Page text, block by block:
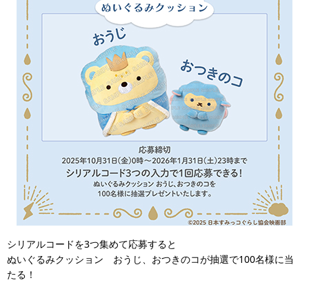
シリアルコードを3つ集めて応募すると
ぬいぐるみクッション おうじ、おつきのコが抽選で100名様に当
たる！